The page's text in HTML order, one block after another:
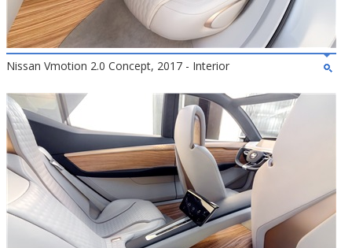
Nissan Vmotion 2.0 Concept, 2017 - Interior